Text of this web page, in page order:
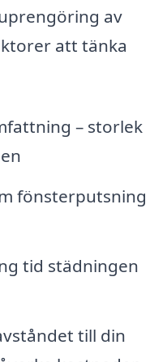
av
att tänka
– storlek
fönsterputsning
tid städningen
till din